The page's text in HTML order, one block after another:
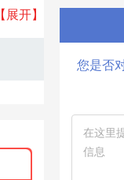
利
【展开】
您是否